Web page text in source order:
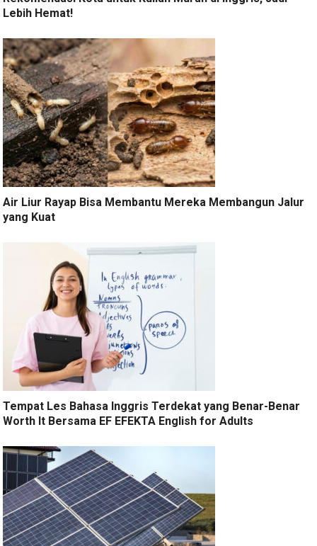
Lebih Hemat!
Air Liur Rayap Bisa Membantu Mereka Membangun Jalur
yang Kuat
Tempat Les Bahasa Inggris Terdekat yang Benar-Benar
Worth It Bersama EF EFEKTA English for Adults